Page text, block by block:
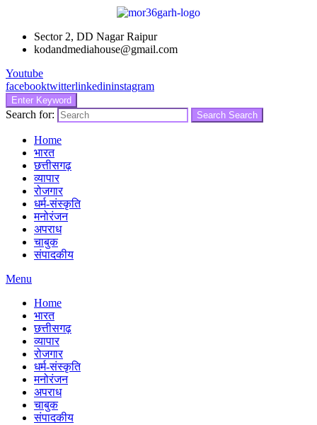
Sector 2, DD Nagar Raipur
kodandmediahouse@gmail.com
Youtube
facebooktwitterlinkedininstagram
Enter Keyword
Search for: Search Search
Home
भारत
छत्तीसगढ़
व्यापार
रोजगार
धर्म-संस्कृति
मनोरंजन
अपराध
चाबुक
संपादकीय
Menu
Home
भारत
छत्तीसगढ़
व्यापार
रोजगार
धर्म-संस्कृति
मनोरंजन
अपराध
चाबुक
संपादकीय